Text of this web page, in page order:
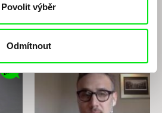
Povolit výběr
Odmítnout
Diskuze k filmu Chci tě, jestli to
dokážeš